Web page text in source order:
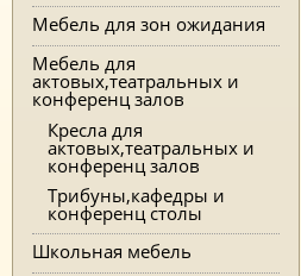
Мебель для зон ожидания
Мебель для
актовых,театральных и
конференц залов
Кресла для
актовых,театральных и
конференц залов
Трибуны,кафедры и
конференц столы
Школьная мебель